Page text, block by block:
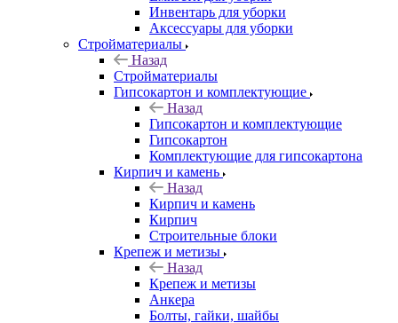
Инвентарь для уборки
Аксессуары для уборки
Стройматериалы
Назад
Стройматериалы
Гипсокартон и комплектующие
Назад
Гипсокартон и комплектующие
Гипсокартон
Комплектующие для гипсокартона
Кирпич и камень
Назад
Кирпич и камень
Кирпич
Строительные блоки
Крепеж и метизы
Назад
Крепеж и метизы
Анкера
Болты, гайки, шайбы